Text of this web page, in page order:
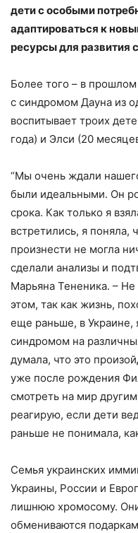
дети с особыми
адаптироваться к
ресурсы для развития
Более того – в
с синдромом Дауна из
воспитывает троих
года) и Элси (20
“Мы очень ждали
были идеальными. Он
срока. Как только я
встретились, я поняла,
произнести не могла
сделали анализы и
Марьяна Тененика. – Не
этом, так как жизнь,
еще раньше, в Украине,
синдромом на
думала, что это
уже после рождения
смотреть на мир
реагирую, если дети
раньше не понимала,
Семья украинских
Украины, России и
лишнюю хромосому.
обмениваются